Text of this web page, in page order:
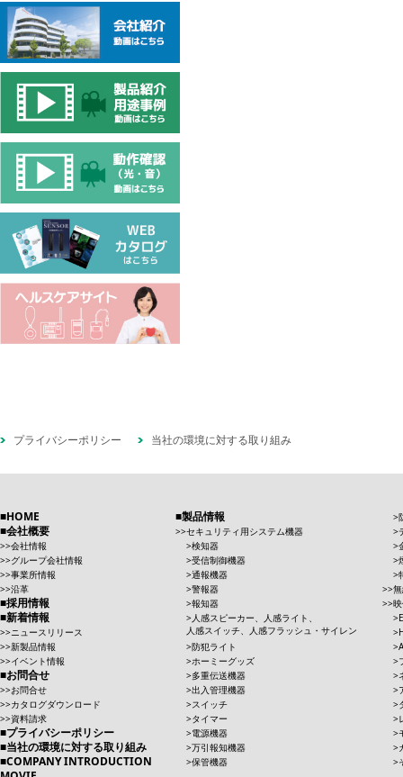
プライバシーポリシー 当社の環境に対する取り組み
HOME
会社概要
会社情報
グループ会社情報
事業所情報
沿革
採用情報
新着情報
ニュースリリース
新製品情報
イベント情報
お問合せ
お問合せ
カタログダウンロード
資料請求
プライバシーポリシー
当社の環境に対する取り組み
COMPANY INTRODUCTION
製品情報
セキュリティ用システム機器
検知器
受信制御機器
通報機器
警報器
報知器
人感スピーカー、人感ライト、
人感スイッチ、人感フラッシュ・サイレン
防犯ライト
ホーミーグッズ
多重伝送機器
出入管理機器
スイッチ
タイマー
電源機器
万引報知機器
保管機器